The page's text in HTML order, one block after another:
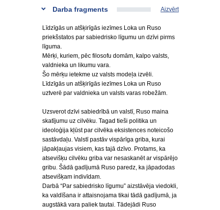
Darba fragments Aizvērt
Līdzīgās un atšķirīgās iezīmes Loka un Ruso
priekšstatos par sabiedrisko līgumu un dzīvi pirms
līguma.
Mērķi, kuriem, pēc filosofu domām, kalpo valsts,
valdnieka un likumu vara.
Šo mērķu ietekme uz valsts modeļa izvēli.
Līdzīgās un atšķirīgās iezīmes Loka un Ruso
uztverē par valdnieka un valsts varas robežām.
Uzsverot dzīvi sabiedrībā un valstī, Ruso maina
skatījumu uz cilvēku. Tagad tieši politika un
ideoloģija kļūst par cilvēka eksistences noteicošo
sastāvdaļu. Valstī pastāv vispārīga griba, kurai
jāpakļaujas visiem, kas tajā dzīvo. Protams, ka
atsevišķu cilvēku griba var nesaskanēt ar vispārējo
gribu. Šādā gadījumā Ruso paredz, ka jāpadodas
atsevišķam indivīdam.
Darbā “Par sabiedrisko līgumu” aizstāvēja viedokli,
ka valdīšana ir attaisnojama tikai tādā gadījumā, ja
augstākā vara paliek tautai. Tādejādi Ruso